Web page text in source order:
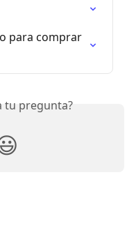
para comprar
tu pregunta?